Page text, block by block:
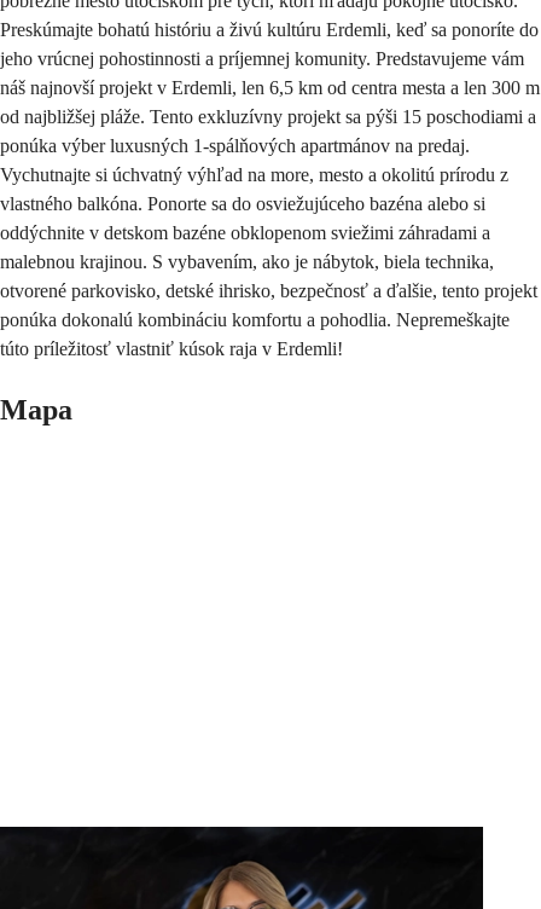
Preskúmajte bohatú históriu a živú kultúru Erdemli, keď sa ponoríte do
jeho vrúcnej pohostinnosti a príjemnej komunity. Predstavujeme vám
náš najnovší projekt v Erdemli, len 6,5 km od centra mesta a len 300 m
od najbližšej pláže. Tento exkluzívny projekt sa pýši 15 poschodiami a
ponúka výber luxusných 1-spálňových apartmánov na predaj.
Vychutnajte si úchvatný výhľad na more, mesto a okolitú prírodu z
vlastného balkóna. Ponorte sa do osviežujúceho bazéna alebo si
oddýchnite v detskom bazéne obklopenom sviežimi záhradami a
malebnou krajinou. S vybavením, ako je nábytok, biela technika,
otvorené parkovisko, detské ihrisko, bezpečnosť a ďalšie, tento projekt
ponúka dokonalú kombináciu komfortu a pohodlia. Nepremeškajte
túto príležitosť vlastniť kúsok raja v Erdemli!
Mapa